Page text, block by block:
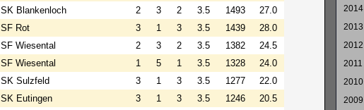
SK Blankenloch 2 3 2 3.5 1493
27.0
SF Rot 3 1 3 3.5 1439
28.0
SF Wiesental 2 3 2 3.5 1382
24.5
SF Wiesental 1 5 1 3.5 1328
24.0
SK Sulzfeld 3 1 3 3.5 1277
22.0
SK Eutingen 3 1 3 3.5 1246
20.5
2014
2013
2012
2011
2010
2009